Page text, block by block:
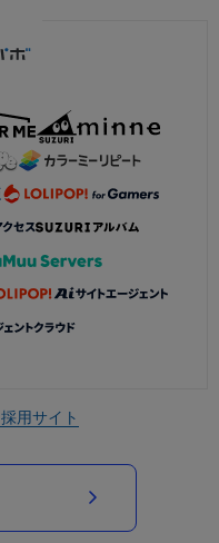
採用サイト